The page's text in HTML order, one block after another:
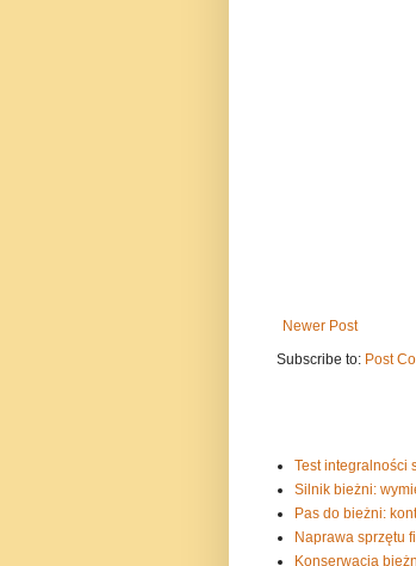
Newer Post
Subscribe to: Post
Test integralności
Silnik bieżni:
Pas do bieżni:
Naprawa sprzętu
Konserwacja